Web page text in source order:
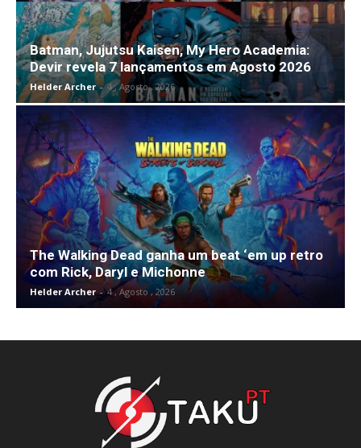
Batman, Jujutsu Kaisen, My Hero Academia:
Devir revela 7 lançamentos em Agosto 2026
Helder Archer - 4 , Agosto , 2026
The Walking Dead ganha um beat ‘em up retro
com Rick, Daryl e Michonne
Helder Archer - 4 , Agosto , 2026